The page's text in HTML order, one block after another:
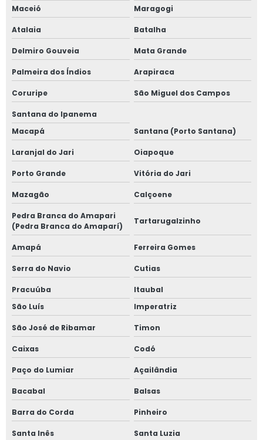
Maceió Maragogi
Atalaia Batalha
Delmiro Gouveia Mata Grande
Palmeira dos Índios Arapiraca
Coruripe São Miguel dos Campos
Santana do Ipanema
Macapá
Santana (Porto Santana)
Laranjal do Jari Oiapoque
Porto Grande Vitória do Jari
Mazagão Calçoene
Pedra Branca do Amapari
(Pedra Branca do Amaparí)
Tartarugalzinho
Amapá Ferreira Gomes
Serra do Navio Cutias
Pracuúba
Itaubal
São Luís
Imperatriz
São José de Ribamar Timon
Caixas Codó
Paço do Lumiar Açailândia
Bacabal Balsas
Barra do Corda Pinheiro
Santa Inês Santa Luzia